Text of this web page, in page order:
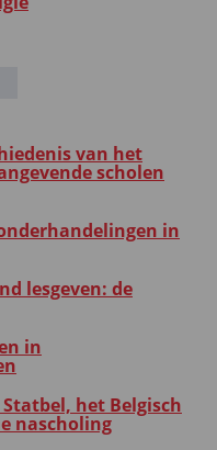
van het
scholen
in
lesgeven: de
in
het Belgisch
nascholing